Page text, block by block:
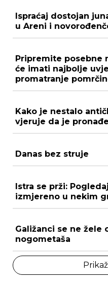
Ispraćaj dostojan
u Areni i
Pripremite posebne
će imati najbolje
promatranje
Kako je nestalo
vjeruje da je
Danas bez struje
Istra se prži:
izmjereno u nekim
Galižanci se ne žele
nogometaša